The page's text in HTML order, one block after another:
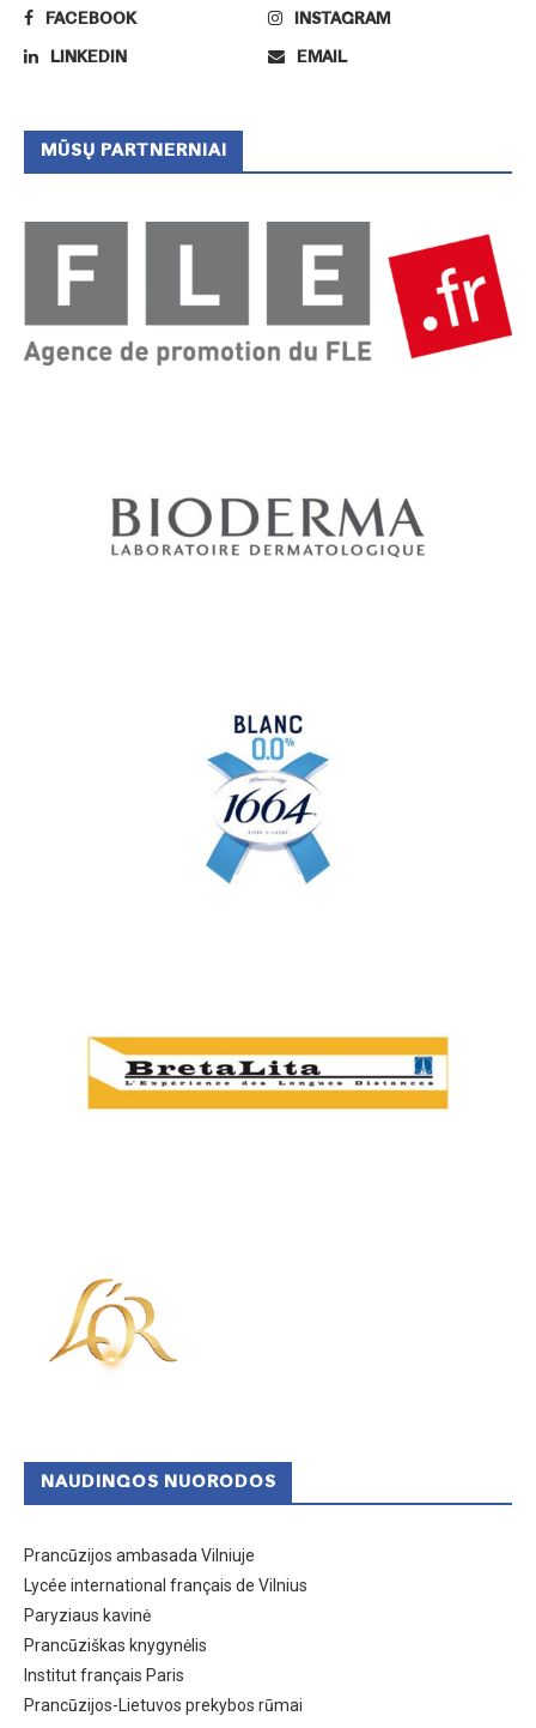
FACEBOOK INSTAGRAM
LINKEDIN EMAIL
MŪSŲ PARTNERNIAI
NAUDINGOS NUORODOS
Prancūzijos ambasada Vilniuje
Lycée international français de Vilnius
Paryziaus kavinė
Prancūziškas knygynėlis
Institut français Paris
Prancūzijos-Lietuvos prekybos rūmai